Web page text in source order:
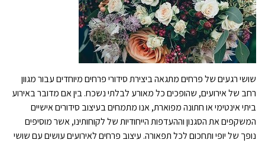
שושי רגעים של פרחים מתגאה ביצירת סידורי פרחים מיוחדים עבור מגוון
רחב של אירועים, שהופכים כל מאורע לבלתי נשכח. בין אם מדובר באירוע
ביתי אינטימי או חתונה מפוארת, אנו מתמחים בעיצוב סידורים אישיים
המשקפים את הסגנון וההעדפות הייחודיות של לקוחותינו, אשר מוסיפים
נופך של יופי ותחכום לכל תפאורה. עיצוב פרחים לאירועים עושים עם שושי